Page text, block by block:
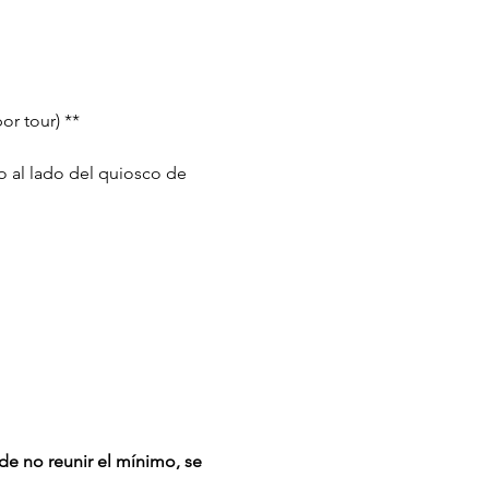
tour) **
al lado del quiosco de
no reunir el mínimo, se